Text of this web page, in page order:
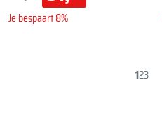
Je bespaart 8%
123